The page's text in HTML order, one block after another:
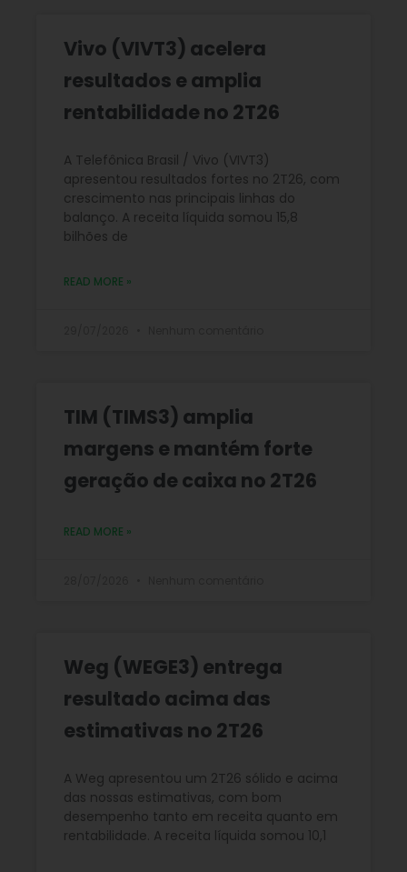
Vivo (VIVT3) acelera
resultados e amplia
rentabilidade no 2T26
A Telefônica Brasil / Vivo (VIVT3)
apresentou resultados fortes no 2T26, com
crescimento nas principais linhas do
balanço. A receita líquida somou 15,8
bilhões de
READ MORE »
TIM (TIMS3) amplia
margens e mantém forte
geração de caixa no 2T26
READ MORE »
Weg (WEGE3) entrega
resultado acima das
estimativas no 2T26
A Weg apresentou um 2T26 sólido e acima
das nossas estimativas, com bom
desempenho tanto em receita quanto em
rentabilidade. A receita líquida somou 10,1